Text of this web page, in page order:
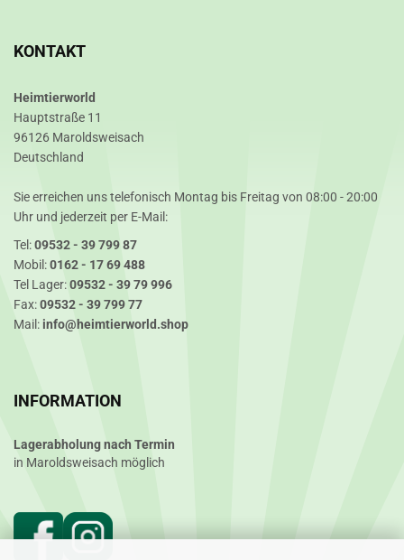
KONTAKT
Heimtierworld
Hauptstraße 11
96126 Maroldsweisach
Deutschland
Sie erreichen uns telefonisch Montag bis Freitag von 08:00 - 20:00
Uhr und jederzeit per E-Mail:
Tel:09532 - 39 799 87
Mobil:0162 - 17 69 488
Tel Lager:09532 - 39 79 996
Fax:09532 - 39 799 77
Mail: info@heimtierworld.shop
INFORMATION
Lagerabholung nach Termin
in Maroldsweisach möglich